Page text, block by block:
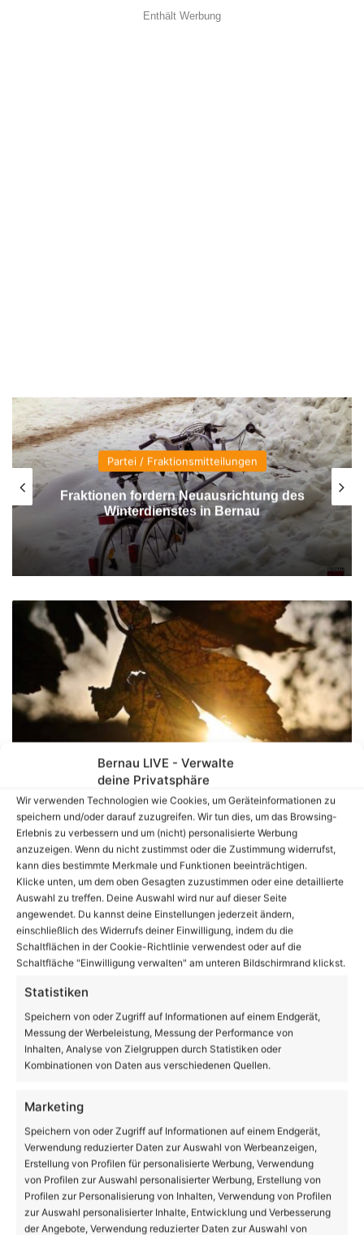
Bernau LIVE - Verwalte
deine Privatsphäre
Wir verwenden Technologien wie Cookies, um Geräteinformationen zu
speichern und/oder darauf zuzugreifen. Wir tun dies, um das Browsing-
Erlebnis zu verbessern und um (nicht) personalisierte Werbung
anzuzeigen. Wenn du nicht zustimmst oder die Zustimmung widerrufst,
kann dies bestimmte Merkmale und Funktionen beeinträchtigen.
Klicke unten, um dem oben Gesagten zuzustimmen oder eine detaillierte
Auswahl zu treffen. Deine Auswahl wird nur auf dieser Seite
angewendet. Du kannst deine Einstellungen jederzeit ändern,
einschließlich des Widerrufs deiner Einwilligung, indem du die
Schaltflächen in der Cookie-Richtlinie verwendest oder auf die
Schaltfläche "Einwilligung verwalten" am unteren Bildschirmrand klickst.
Statistiken
Speichern von oder Zugriff auf Informationen auf einem Endgerät,
Messung der Werbeleistung, Messung der Performance von
Inhalten, Analyse von Zielgruppen durch Statistiken oder
Kombinationen von Daten aus verschiedenen Quellen.
Marketing
Speichern von oder Zugriff auf Informationen auf einem Endgerät,
Verwendung reduzierter Daten zur Auswahl von Werbeanzeigen,
Erstellung von Profilen für personalisierte Werbung, Verwendung
von Profilen zur Auswahl personalisierter Werbung, Erstellung von
Profilen zur Personalisierung von Inhalten, Verwendung von Profilen
zur Auswahl personalisierter Inhalte, Entwicklung und Verbesserung
der Angebote, Verwendung reduzierter Daten zur Auswahl von
Enthält Werbung
Partei / Fraktionsmitteilungen
Fraktionen fordern Neuausrichtung des
Winterdienstes in Bernau
Guten Morgen, wir wünschen Euch einen schönen
Freitag
Brückensanierungen der Bahn in Panketal
Volltextsuche
Suchen
Bernau
20℃
25º - 15º
61%